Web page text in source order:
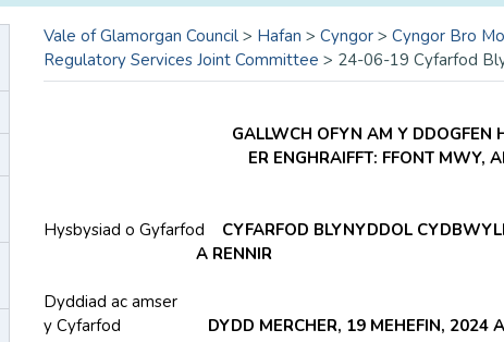
Vale of Glamorgan Council > Hafan > Cyngor > Cyngor Bro
Regulatory Services Joint Committee > 24-06-19 Cyfarfod
GALLWCH OFYN AM Y DDOGFEN
ER ENGHRAIFFT: FFONT MWY,
Hysbysiad o Gyfarfod
CYFARFOD BLYNYDDOL
A RENNIR
Dyddiad ac amser
y Cyfarfod DYDD MERCHER, 19 MEHEFIN, 2024